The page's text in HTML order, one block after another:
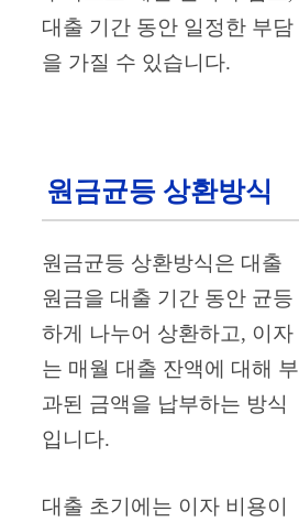
대출 기간 동안 일정한 부담
을 가질 수 있습니다.
원금균등 상환방식
원금균등 상환방식은 대출
원금을 대출 기간 동안 균등
하게 나누어 상환하고, 이자
는 매월 대출 잔액에 대해 부
과된 금액을 납부하는 방식
입니다.
대출 초기에는 이자 비용이